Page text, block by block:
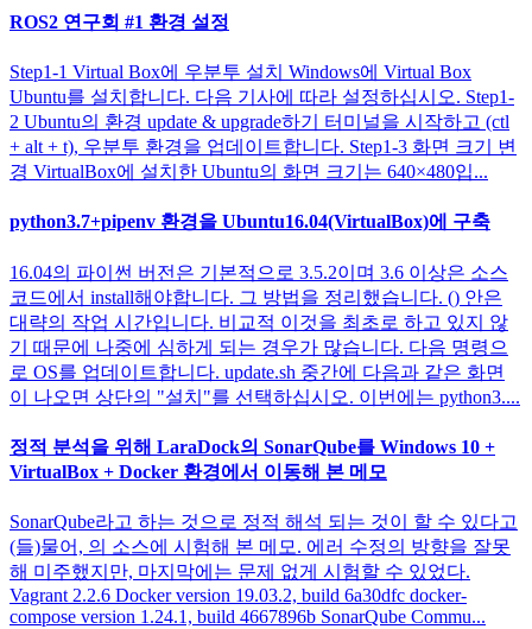
ROS2 연구회 #1 환경 설정
Step1-1 Virtual Box에 우분투 설치 Windows에 Virtual Box
Ubuntu를 설치합니다. 다음 기사에 따라 설정하십시오. Step1-
2 Ubuntu의 환경 update & upgrade하기 터미널을 시작하고 (ctl
+ alt + t), 우분투 환경을 업데이트합니다. Step1-3 화면 크기 변
경 VirtualBox에 설치한 Ubuntu의 화면 크기는 640×480입...
python3.7+pipenv 환경을 Ubuntu16.04(VirtualBox)에 구축
16.04의 파이썬 버전은 기본적으로 3.5.2이며 3.6 이상은 소스
코드에서 install해야합니다. 그 방법을 정리했습니다. () 안은
대략의 작업 시간입니다. 비교적 이것을 최초로 하고 있지 않
기 때문에 나중에 심하게 되는 경우가 많습니다. 다음 명령으
로 OS를 업데이트합니다. update.sh 중간에 다음과 같은 화면
이 나오면 상단의 "설치"를 선택하십시오. 이번에는 python3....
정적 분석을 위해 LaraDock의 SonarQube를 Windows 10 +
VirtualBox + Docker 환경에서 이동해 본 메모
SonarQube라고 하는 것으로 정적 해석 되는 것이 할 수 있다고
(들)물어, 의 소스에 시험해 본 메모. 에러 수정의 방향을 잘못
해 미주했지만, 마지막에는 문제 없게 시험할 수 있었다.
Vagrant 2.2.6 Docker version 19.03.2, build 6a30dfc docker-
compose version 1.24.1, build 4667896b SonarQube Commu...